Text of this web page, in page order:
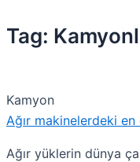
Tag:
Kamyon
Ağır makinelerdeki
Ağır yüklerin dünya